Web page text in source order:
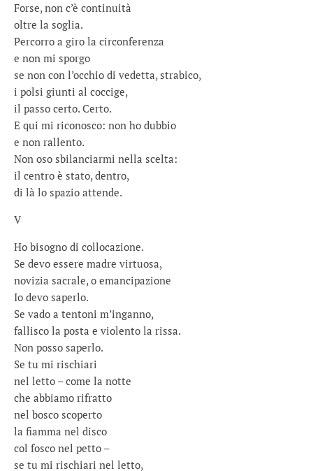
Forse, non c’è continuità
oltre la soglia.
Percorro a giro la circonferenza
e non mi sporgo
se non con l’occhio di vedetta, strabico,
i polsi giunti al coccige,
il passo certo. Certo.
E qui mi riconosco: non ho dubbio
e non rallento.
Non oso sbilanciarmi nella scelta:
il centro è stato, dentro,
di là lo spazio attende.
V
Ho bisogno di collocazione.
Se devo essere madre virtuosa,
novizia sacrale, o emancipazione
Io devo saperlo.
Se vado a tentoni m’inganno,
fallisco la posta e violento la rissa.
Non posso saperlo.
Se tu mi rischiari
nel letto – come la notte
che abbiamo rifratto
nel bosco scoperto
la fiamma nel disco
col fosco nel petto –
se tu mi rischiari nel letto,